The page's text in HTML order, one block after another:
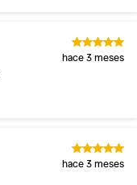
hace 3 meses
hace 3 meses